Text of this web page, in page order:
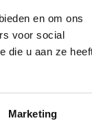
en om ons
voor social
die u aan ze
Marketing